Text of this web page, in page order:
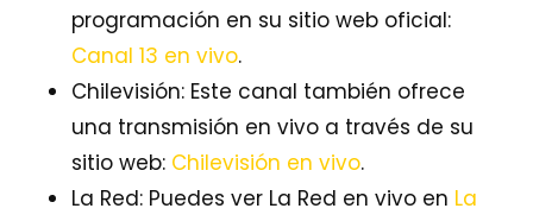
programación en su sitio web oficial:
Canal 13 en vivo.
Chilevisión: Este canal también ofrece
una transmisión en vivo a través de su
sitio web: Chilevisión en vivo.
La Red: Puedes ver La Red en vivo en La